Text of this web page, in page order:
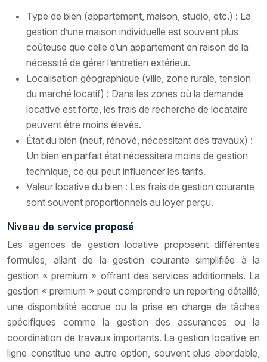
Type de bien (appartement, maison, studio, etc.) : La
gestion d’une maison individuelle est souvent plus
coûteuse que celle d’un appartement en raison de la
nécessité de gérer l’entretien extérieur.
Localisation géographique (ville, zone rurale, tension
du marché locatif) : Dans les zones où la demande
locative est forte, les frais de recherche de locataire
peuvent être moins élevés.
État du bien (neuf, rénové, nécessitant des travaux) :
Un bien en parfait état nécessitera moins de gestion
technique, ce qui peut influencer les tarifs.
Valeur locative du bien : Les frais de gestion courante
sont souvent proportionnels au loyer perçu.
Niveau de service proposé
Les agences de gestion locative proposent différentes
formules, allant de la gestion courante simplifiée à la
gestion « premium » offrant des services additionnels. La
gestion « premium » peut comprendre un reporting détaillé,
une disponibilité accrue ou la prise en charge de tâches
spécifiques comme la gestion des assurances ou la
coordination de travaux importants. La gestion locative en
ligne constitue une autre option, souvent plus abordable,